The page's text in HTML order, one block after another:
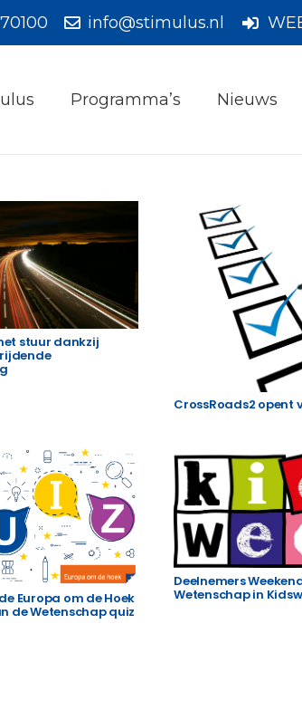
info@stimulus.nl
Programma’s Nieuws
stuur dankzij
CrossRoads2 opent
Europa om de Hoek
de Wetenschap quiz
Deelnemers
Wetenschap in